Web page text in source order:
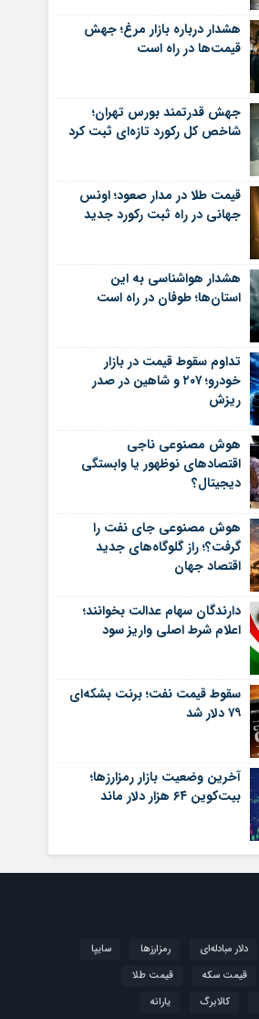
هشدار درباره بازار مرغ؛ جهش
قیمت‌ها در راه است
جهش قدرتمند بورس تهران؛
شاخص کل رکورد تازه‌ای ثبت کرد
قیمت طلا در مدار صعود؛ اونس
جهانی در راه ثبت رکورد جدید
هشدار هواشناسی به این
استان‌ها؛ طوفان در راه است
تداوم سقوط قیمت در بازار
خودرو؛ ۲۰۷ و شاهین در صدر
ریزش
هوش مصنوعی ناجی
اقتصادهای نوظهور یا وابستگی
دیجیتال؟
هوش مصنوعی جای نفت را
گرفت؟؛ راز گلوگاه‌های جدید
اقتصاد جهان
دارندگان سهام عدالت بخوانند؛
اعلام شرط اصلی واریز سود
سقوط قیمت نفت؛ برنت بشکه‌ای
۷۹ دلار شد
آخرین وضعیت بازار رمزارزها؛
بیت‌کوین ۶۴ هزار دلار ماند
دلار مبادله‌ای رمزارزها
سایپا
قیمت سکه
قیمت طلا
کالابرگ یارانه